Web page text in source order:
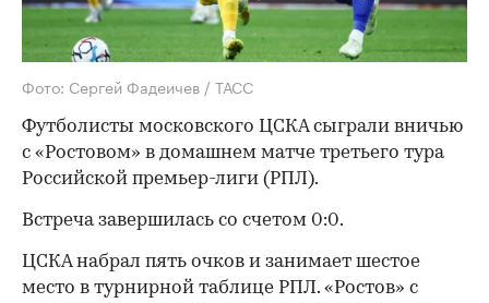
Фото: Сергей Фадеичев / ТАСС
Футболисты московского ЦСКА сыграли вничью
с «Ростовом» в домашнем матче третьего тура
Российской премьер-лиги (РПЛ).
Встреча завершилась со счетом 0:0.
ЦСКА набрал пять очков и занимает шестое
место в турнирной таблице РПЛ. «Ростов» с